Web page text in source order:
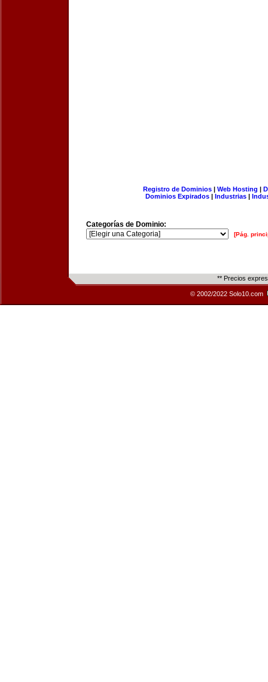
Registro de Dominios| Web Hosting |
Dominios Expirados | Industrias |
Categorías de Dominio:
[Pág.
** Precios
© 2002/2022 Solo10.com